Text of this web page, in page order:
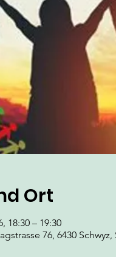
Ort
18:30 – 19:30
76, 6430 Schwyz,